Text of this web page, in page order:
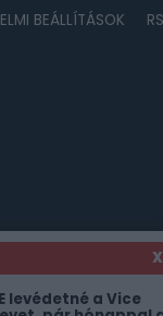
X
levédetné a Vice
BEÁLLÍTÁSOK